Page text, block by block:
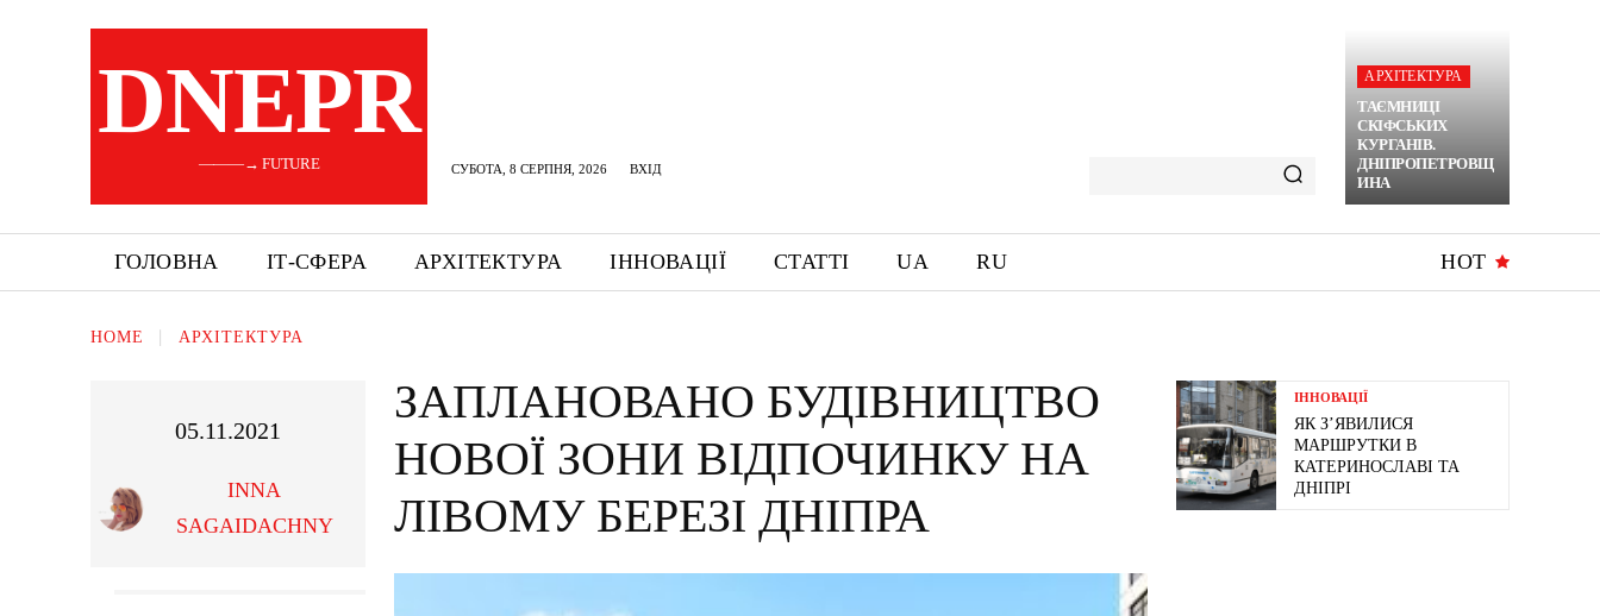
DNEPR
———→ FUTURE СУБОТА, 8 СЕРПНЯ, 2026 ВХІД
АРХІТЕКТУРА
ТАЄМНИЦІ
СКІФСЬКИХ
КУРГАНІВ.
ДНІПРОПЕТРОВЩ
ИНА
ГОЛОВНА ІТ-СФЕРА АРХІТЕКТУРА ІННОВАЦІЇ СТАТТІ UA RU HOT
HOME АРХІТЕКТУРА
05.11.2021
INNA
SAGAIDACHNY
ЗАПЛАНОВАНО БУДІВНИЦТВО
НОВОЇ ЗОНИ ВІДПОЧИНКУ НА
ЛІВОМУ БЕРЕЗІ ДНІПРА
ІННОВАЦІЇ
ЯК З’ЯВИЛИСЯ
МАРШРУТКИ В
КАТЕРИНОСЛАВІ ТА
ДНІПРІ